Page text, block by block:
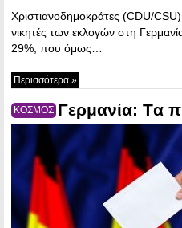
Χριστιανοδημοκράτες (CDU/
νικητές των εκλογών στη
29%, που όμως…
Περισσότερα »
ΚΟΣΜΟΣ Γερμανία: Tα